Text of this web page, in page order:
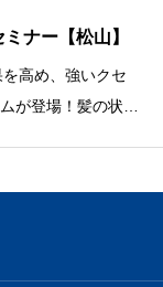
ナー【松山】
高め、強いクセ
が登場！髪の状態